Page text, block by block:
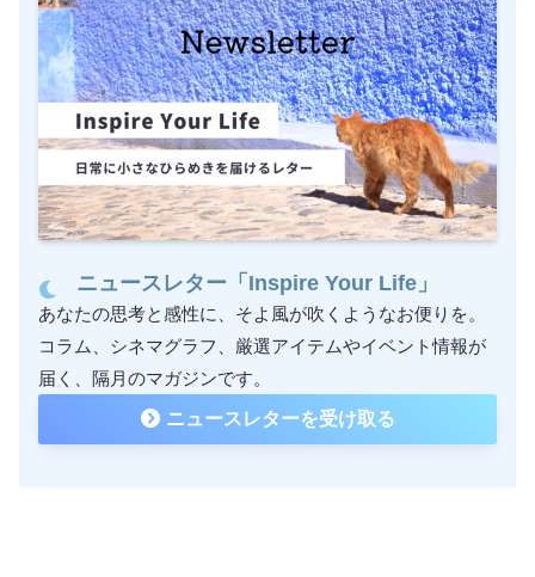
ニュースレター「Inspire Your Life」
あなたの思考と感性に、そよ風が吹くようなお便りを。
コラム、シネマグラフ、厳選アイテムやイベント情報が
届く、隔月のマガジンです。
ニュースレターを受け取る